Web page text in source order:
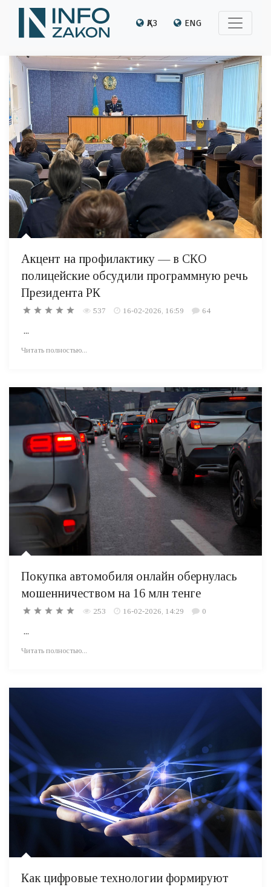
ҚАЗ ENG
Акцент на профилактику — в СКО
полицейские обсудили программную речь
Президента РК
537 16-02-2026, 16:59 64
...
Читать полностью...
Покупка автомобиля онлайн обернулась
мошенничеством на 16 млн тенге
253 16-02-2026, 14:29 0
...
Читать полностью...
Как цифровые технологии формируют